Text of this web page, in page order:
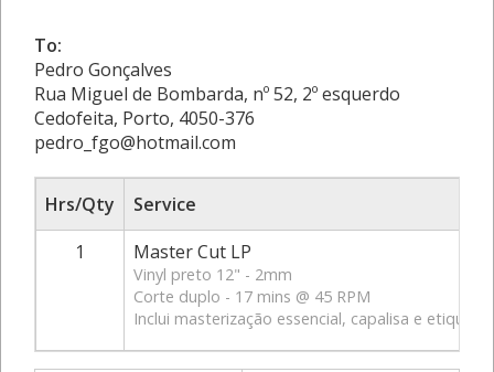
To:
Pedro Gonçalves
Rua Miguel de Bombarda, nº 52, 2º esquerdo
Cedofeita, Porto, 4050-376
pedro_fgo@hotmail.com
Hrs/Qty
Service
1
Master Cut LP
Vinyl preto 12" - 2mm
Corte duplo - 17 mins @ 45 RPM
Inclui masterização essencial, capalisa e